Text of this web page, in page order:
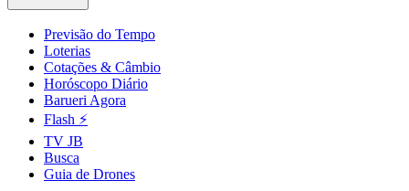
Grêmio
Previsão do Tempo
Loterias
Cotações & Câmbio
Horóscopo Diário
Barueri Agora
Flash ⚡
TV JB
Busca
Guia de Drones